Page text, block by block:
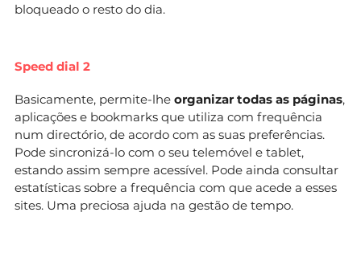
bloqueado o resto do dia.
Speed dial 2
Basicamente, permite-lhe organizar todas as páginas,
aplicações e bookmarks que utiliza com frequência
num directório, de acordo com as suas preferências.
Pode sincronizá-lo com o seu telemóvel e tablet,
estando assim sempre acessível. Pode ainda consultar
estatísticas sobre a frequência com que acede a esses
sites. Uma preciosa ajuda na gestão de tempo.